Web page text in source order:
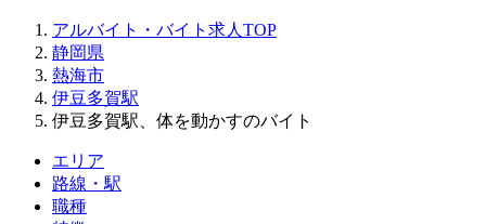
アルバイト・バイト求人TOP
静岡県
熱海市
伊豆多賀駅
伊豆多賀駅、体を動かすのバイト
エリア
路線・駅
職種